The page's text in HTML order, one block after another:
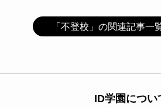
「不登校」の関連記事一
ID学園につい